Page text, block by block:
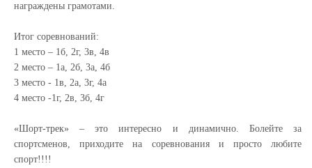
награждены грамотами.
Итог соревнований:
1 место – 1б, 2г, 3в, 4в
2 место – 1а, 2б, 3а, 4б
3 место - 1в, 2а, 3г, 4а
4 место -1г, 2в, 3б, 4г
«Шорт-трек» – это интересно и динамично. Болейте за
спортсменов, приходите на соревнования и просто любите
спорт!!!!